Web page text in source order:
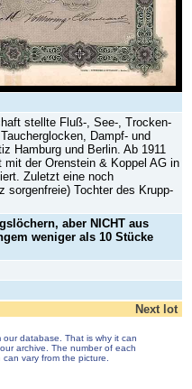
stellte Fluß-, See-, Trocken-
Dampf- und
Hamburg und Berlin. Ab 1911
der Orenstein & Koppel AG in
Zuletzt eine noch
sorgenfreie) Tochter des Krupp-
aber NICHT aus
weniger als 10 Stücke
Next lot
database. That is why it can
archive. The number of each
vary from the picture.